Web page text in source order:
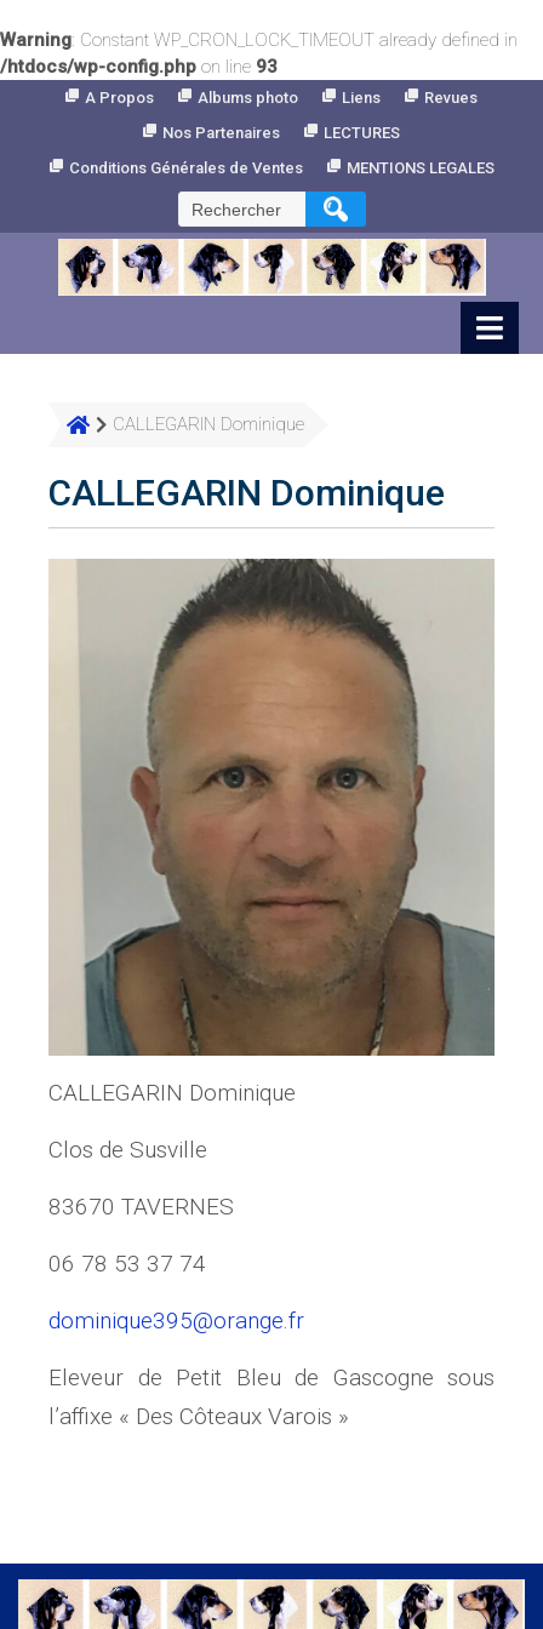
Warning: Constant WP_CRON_LOCK_TIMEOUT already defined in
/htdocs/wp-config.php on line 93
A Propos Albums photo Liens
Revues
Nos Partenaires
LECTURES
Conditions Générales de Ventes
MENTIONS LEGALES
Rechercher :
CALLEGARIN Dominique
CALLEGARIN Dominique
CALLEGARIN Dominique
Clos de Susville
83670 TAVERNES
06 78 53 37 74
dominique395@orange.fr
Eleveur de Petit Bleu de Gascogne sous
l’affixe « Des Côteaux Varois »